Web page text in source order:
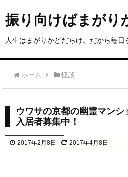
振り向けばまがり
人生はまがりかどだらけ。だから毎日
ホーム 怪談
ウワサの京都の幽霊マン
入居者募集中！
2017年2月8日 2017年4月8日